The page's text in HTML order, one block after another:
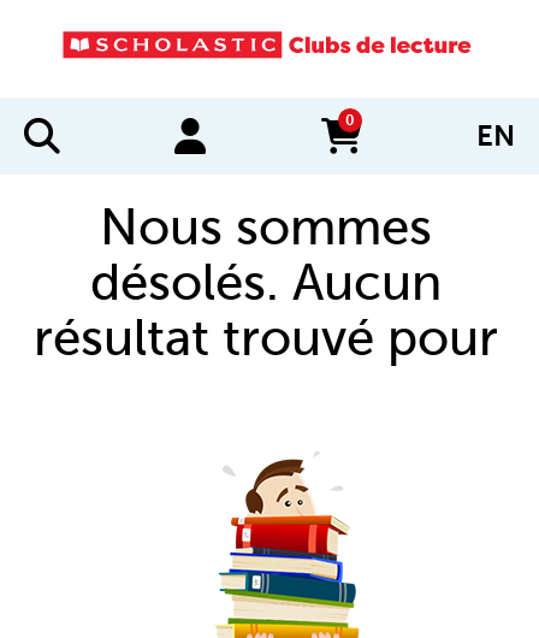
0
items in cart EN
Nous sommes
désolés. Aucun
résultat trouvé pour